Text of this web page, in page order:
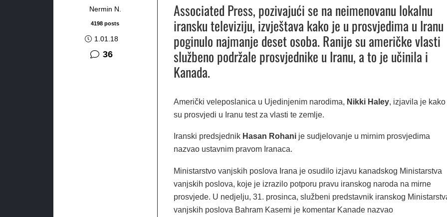
Nermin N.
4198 posts
1.01.18
36komentara
Associated Press, pozivajući se na neimenovanu lokalnu
iransku televiziju, izvještava kako je u prosvjedima u Iranu
poginulo najmanje deset osoba. Ranije su američke vlasti
službeno podržale prosvjednike u Iranu, a to je učinila i
Kanada.
Američki veleposlanica u Ujedinjenim narodima, Nikki Haley, izjavila je kako
su prosvjedi u Iranu test za vlasti te zemlje.
Iranski predsjednik Hasan Rohanije sudjelovanje u mirnim prosvjedima
nazvao ustavnim pravom Iranaca.
Ministarstvo vanjskih poslova Irana je osudilo izjavu kanadskog Ministarstva
vanjskih poslova, koje je izrazilo potporu pravu iranskog naroda na mirne
prosvjede. U nedjelju, 31. prosinca, službeni predstavnik iranskog
vanjskih poslova Bahram Kasemi je komentar Kanade nazvao